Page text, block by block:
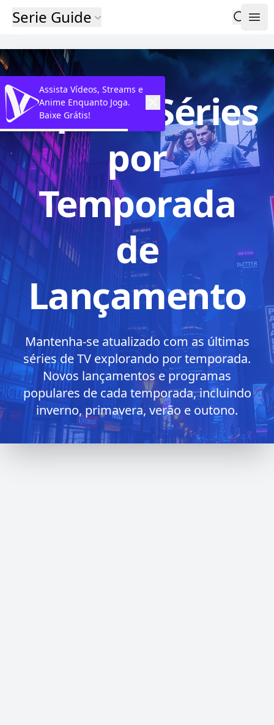
Serie Guide
Explore Séries
por
Temporada
de
Lançamento
Mantenha-se atualizado com as últimas
séries de TV explorando por temporada.
Novos lançamentos e programas
populares de cada temporada, incluindo
inverno, primavera, verão e outono.
Assista Vídeos, Streams e
Anime Enquanto Joga.
Baixe Grátis!